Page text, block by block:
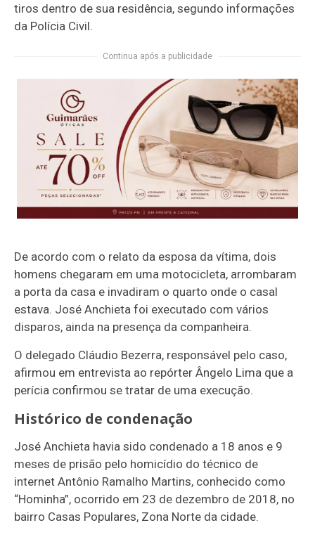
tiros dentro de sua residência, segundo informações
da Polícia Civil.
Continua após a publicidade
De acordo com o relato da esposa da vítima, dois
homens chegaram em uma motocicleta, arrombaram
a porta da casa e invadiram o quarto onde o casal
estava. José Anchieta foi executado com vários
disparos, ainda na presença da companheira.
O delegado Cláudio Bezerra, responsável pelo caso,
afirmou em entrevista ao repórter Ângelo Lima que a
perícia confirmou se tratar de uma execução.
Histórico de condenação
José Anchieta havia sido condenado a 18 anos e 9
meses de prisão pelo homicídio do técnico de
internet Antônio Ramalho Martins, conhecido como
“Hominha”, ocorrido em 23 de dezembro de 2018, no
bairro Casas Populares, Zona Norte da cidade.